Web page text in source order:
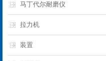
马丁代尔耐磨仪
拉力机
装置